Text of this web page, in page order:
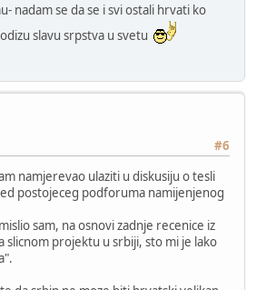
nadam se da se i svi ostali hrvati ko
slavu srpstva u svetu
#6
namjerevao ulaziti u diskusiju o tesli
postojeceg podforuma namijenjenog
sam, na osnovi zadnje recenice iz
slicnom projektu u srbiji, sto mi je lako